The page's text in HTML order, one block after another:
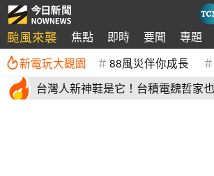
颱風來襲 焦點 即時 要聞 專題
新電玩大觀園 88風災伴你成長
台灣人新神鞋是它！台積電魏哲家